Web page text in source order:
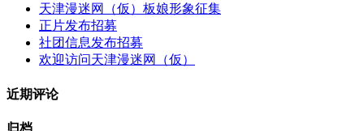
天津漫迷网（仮）板娘形象征集
正片发布招募
社团信息发布招募
欢迎访问天津漫迷网（仮）
近期评论
归档